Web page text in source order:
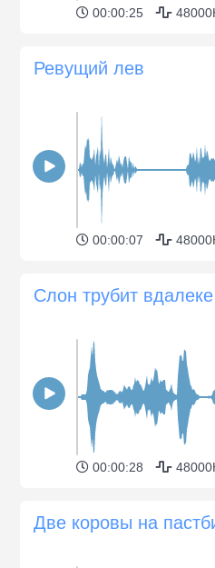
00:00:25
Ревущий лев
00:00:07
Слон трубит вдалеке
00:00:28
Две коровы на